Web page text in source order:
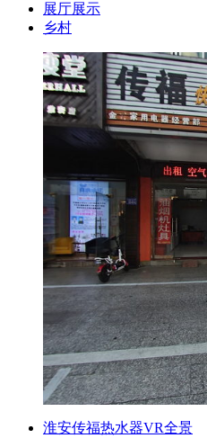
展厅展示
乡村
淮安传福热水器VR全景